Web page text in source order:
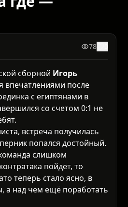
78
сборной Игорь
впечатлениями после
с египтянами в
со счетом 0:1 не
встреча получилась
попался достойный.
слишком
пойдет, то
теперь стало ясно, в
а над чем ещё поработать